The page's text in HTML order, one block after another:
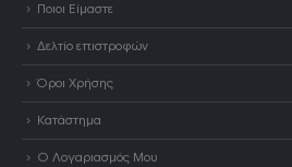
Ποιοι Είμαστε
Δελτίο επιστροφών
Όροι Χρήσης
Κατάστημα
Ο Λογαριασμός Μου